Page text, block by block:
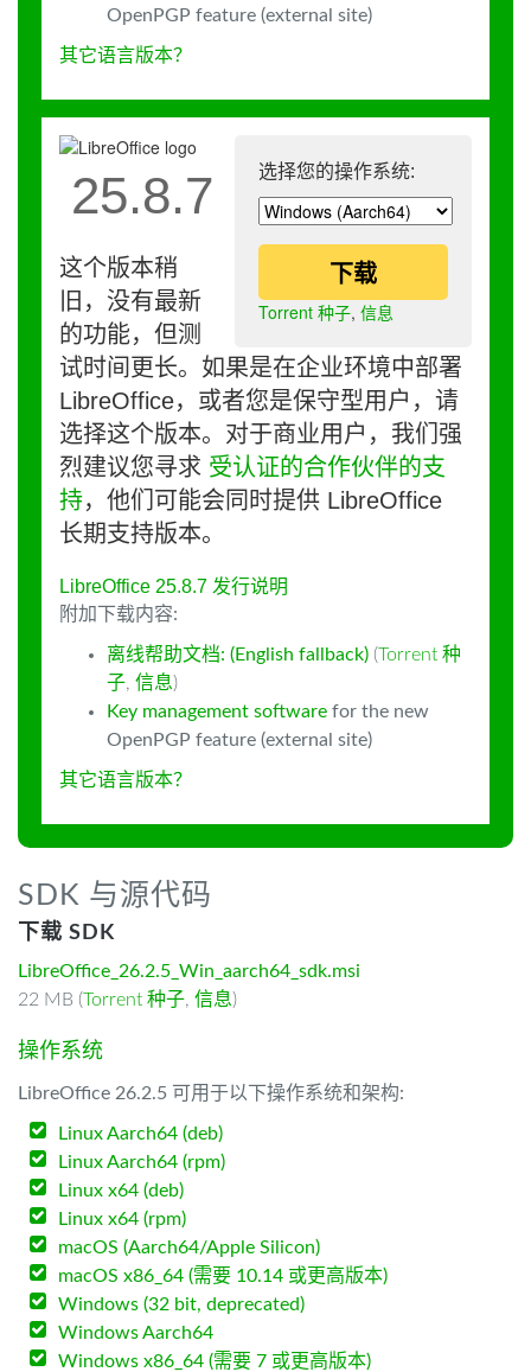
OpenPGP feature (external site)
其它语言版本？
选择您的操作系统:
下载
Torrent 种子, 信息
25.8.7
这个版本稍
旧，没有最新
的功能，但测
试时间更长。如果是在企业环境中部署
LibreOffice，或者您是保守型用户，请
选择这个版本。对于商业用户，我们强
烈建议您寻求 受认证的合作伙伴的支
持，他们可能会同时提供 LibreOffice
长期支持版本。
LibreOffice 25.8.7 发行说明
附加下载内容:
离线帮助文档: (English fallback) (Torrent 种
子, 信息)
Key management software for the new
OpenPGP feature (external site)
其它语言版本？
SDK 与源代码
下载 SDK
LibreOffice_26.2.5_Win_aarch64_sdk.msi
22 MB (Torrent 种子, 信息)
操作系统
LibreOffice 26.2.5 可用于以下操作系统和架构:
Linux Aarch64 (deb)
Linux Aarch64 (rpm)
Linux x64 (deb)
Linux x64 (rpm)
macOS (Aarch64/Apple Silicon)
macOS x86_64 (需要 10.14 或更高版本)
Windows (32 bit, deprecated)
Windows Aarch64
Windows x86_64 (需要 7 或更高版本)